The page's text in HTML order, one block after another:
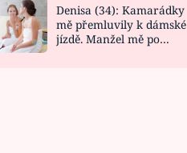
Denisa (34): Kamarádky
mě přemluvily k dámské
jízdě. Manžel mě po